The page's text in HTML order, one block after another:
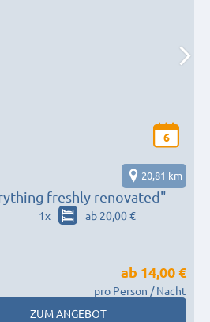
6
B19 "everything freshly renovated"
20,81 km
1x
ab 20,00 €
ab 14,00 €
pro Person / Nacht
ZUM ANGEBOT